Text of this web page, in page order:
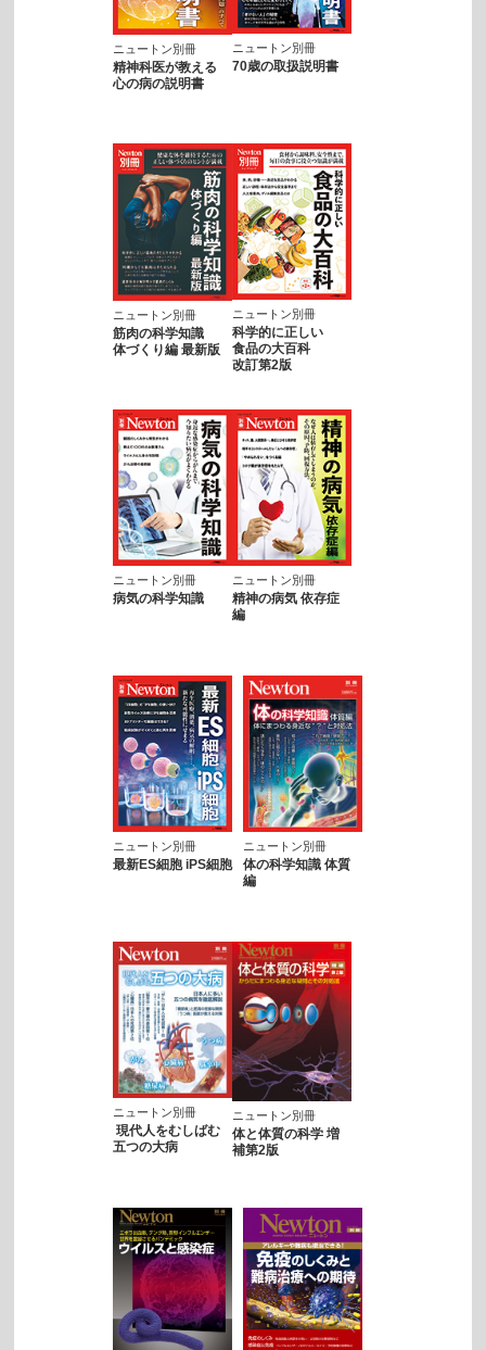
ニュートン別冊
精神科医が教える
心の病の説明書
ニュートン別冊
70歳の取扱説明書
ニュートン別冊
筋肉の科学知識
体づくり編 最新版
ニュートン別冊
科学的に正しい
食品の大百科
改訂第2版
ニュートン別冊
病気の科学知識
ニュートン別冊
精神の病気 依存症
編
ニュートン別冊
最新ES細胞 iPS細胞
ニュートン別冊
体の科学知識 体質
編
ニュートン別冊
現代人をむしばむ
五つの大病
ニュートン別冊
体と体質の科学 増
補第2版